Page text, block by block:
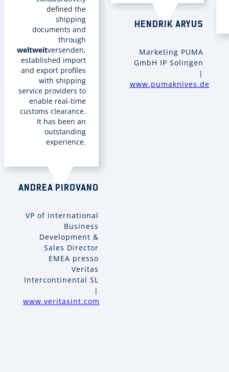
defined the
shipping
documents and
through
weltweitversenden,
established import
and export profiles
with shipping
service providers to
enable real-time
customs clearance.
It has been an
outstanding
experience.
ANDREA PIROVANO
VP of International
Business
Development &
Sales Director
EMEA presso
Veritas
Intercontinental SL
|
www.veritasint.com
HENDRIK ARYUS
Marketing PUMA
GmbH IP Solingen
|
www.pumaknives.de